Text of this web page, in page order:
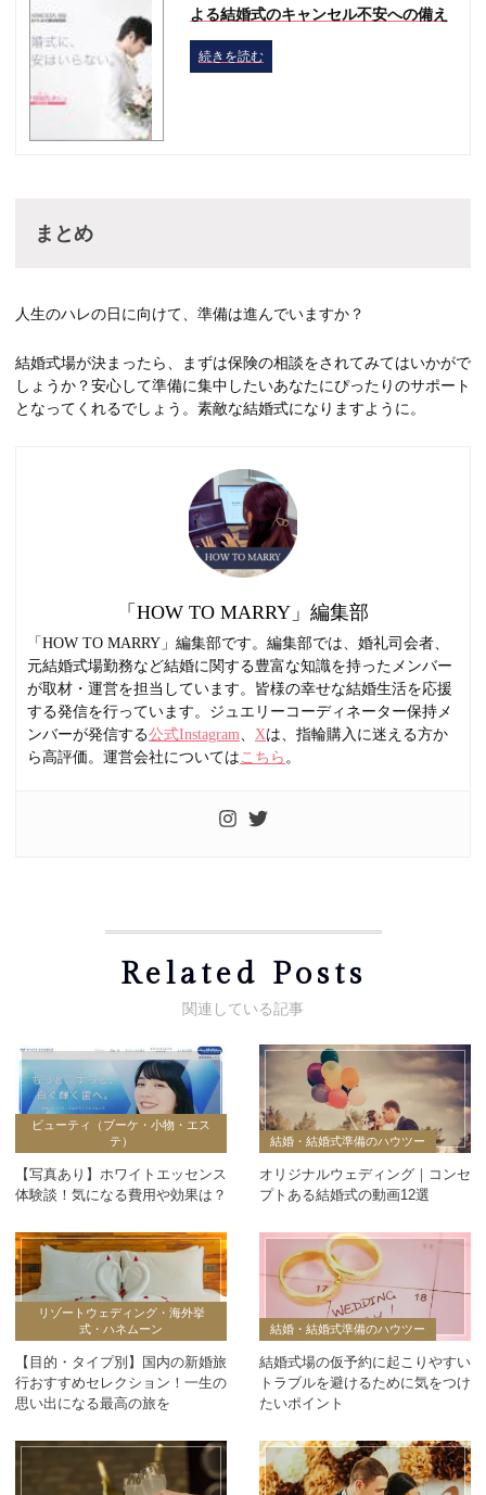
よる結婚式のキャンセル不安への備え
続きを読む
まとめ
人生のハレの日に向けて、準備は進んでいますか？
結婚式場が決まったら、まずは保険の相談をされてみてはいかがで
しょうか？安心して準備に集中したいあなたにぴったりのサポート
となってくれるでしょう。素敵な結婚式になりますように。
「HOW TO MARRY」編集部
「HOW TO MARRY」編集部です。編集部では、婚礼司会者、
元結婚式場勤務など結婚に関する豊富な知識を持ったメンバー
が取材・運営を担当しています。皆様の幸せな結婚生活を応援
する発信を行っています。ジュエリーコーディネーター保持メ
ンバーが発信する公式Instagram Xは、指輪購入に迷える方か
ら高評価。運営会社については こちら 。
Related Posts
ビューティ（ブーケ・小物・エス
テ）
【写真あり】ホワイトエッセンス
体験談！気になる費用や効果は？
結婚・結婚式準備のハウツー
オリジナルウェディング｜コンセ
プトある結婚式の動画12選
リゾートウェディング・海外挙
式・ハネムーン
【目的・タイプ別】国内の新婚旅
行おすすめセレクション！一生の
思い出になる最高の旅を
結婚・結婚式準備のハウツー
結婚式場の仮予約に起こりやすい
トラブルを避けるために気をつけ
たいポイント